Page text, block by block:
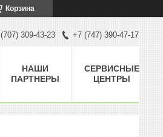
Корзина
309-43-23 +7 (747) 390-47-17
НАШИ
ПАРТНЕРЫ
СЕРВИСНЫЕ
ЦЕНТРЫ